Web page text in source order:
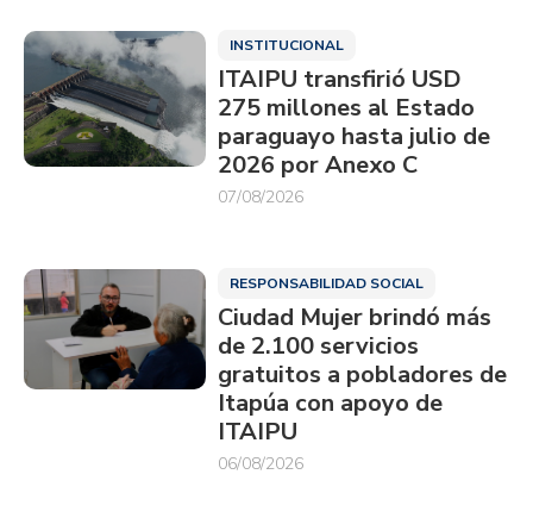
INSTITUCIONAL
ITAIPU transfirió USD
275 millones al Estado
paraguayo hasta julio de
2026 por Anexo C
07/08/2026
RESPONSABILIDAD SOCIAL
Ciudad Mujer brindó más
de 2.100 servicios
gratuitos a pobladores de
Itapúa con apoyo de
ITAIPU
06/08/2026